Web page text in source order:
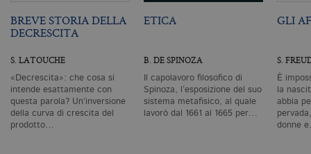
BREVE STORIA DELLA
DECRESCITA
S. LATOUCHE
«Decrescita»: che cosa si
intende esattamente con
questa parola? Un’inversione
della curva di crescita del
prodotto…
ETICA
B. DE SPINOZA
Il capolavoro filosofico di
Spinoza, l’esposizione del suo
sistema metafisico, al quale
lavorò dal 1661 al 1665 per…
GLI
S.
È
la
abbia
donne
_gid
.bollatiboringhieri.it 1 giorno
è